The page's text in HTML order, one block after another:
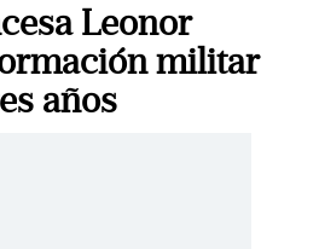
Leonor
militar
años